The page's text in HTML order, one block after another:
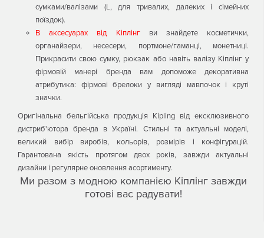
сумками/валізами (L, для тривалих, далеких і сімейних
поїздок).
В аксесуарах від Кіплінг ви знайдете косметички,
органайзери, несесери, портмоне/гаманці, монетниці.
Прикрасити свою сумку, рюкзак або навіть валізу Кіплінг у
фірмовій манері бренда вам допоможе декоративна
атрибутика: фірмові брелоки у вигляді мавпочок і круті
значки.
Оригінальна бельгійська продукція Kipling від ексклюзивного
дистриб'ютора бренда в Україні. Стильні та актуальні моделі,
великий вибір виробів, кольорів, розмірів і конфігурацій.
Гарантована якість протягом двох років, завжди актуальні
дизайни і регулярне оновлення асортименту.
Ми разом з модною компанією Кіплінг завжди
готові вас радувати!